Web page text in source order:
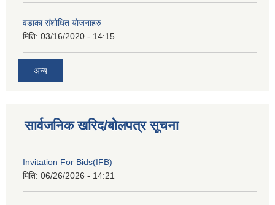
वडाका संशोधित योजनाहरु
मिति: 03/16/2020 - 14:15
अन्य
सार्वजनिक खरिद/बोलपत्र सूचना
Invitation For Bids(IFB)
मिति: 06/26/2026 - 14:21